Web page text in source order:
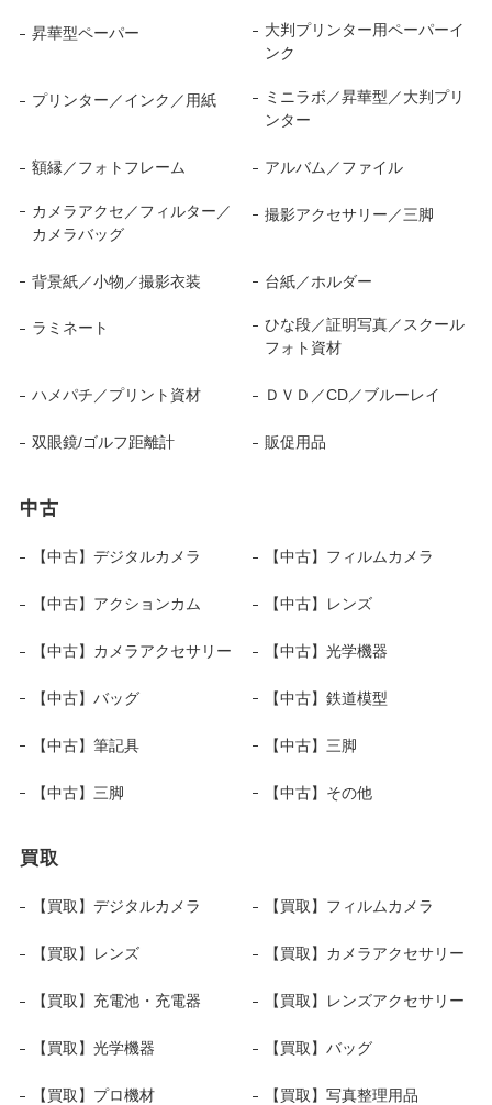
昇華型ペーパー
大判プリンター用ペーパーイ
ンク
プリンター／インク／用紙
ミニラボ／昇華型／大判プリ
ンター
額縁／フォトフレーム アルバム／ファイル
カメラアクセ／フィルター／
カメラバッグ
撮影アクセサリー／三脚
背景紙／小物／撮影衣装 台紙／ホルダー
ラミネート
ひな段／証明写真／スクール
フォト資材
ハメパチ／プリント資材 ＤＶＤ／CD／ブルーレイ
双眼鏡/ゴルフ距離計 販促用品
中古
【中古】デジタルカメラ 【中古】フィルムカメラ
【中古】アクションカム 【中古】レンズ
【中古】カメラアクセサリー 【中古】光学機器
【中古】バッグ 【中古】鉄道模型
【中古】筆記具 【中古】三脚
【中古】三脚 【中古】その他
買取
【買取】デジタルカメラ 【買取】フィルムカメラ
【買取】レンズ 【買取】カメラアクセサリー
【買取】充電池・充電器 【買取】レンズアクセサリー
【買取】光学機器 【買取】バッグ
【買取】プロ機材 【買取】写真整理用品